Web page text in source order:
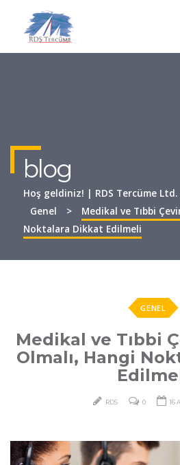
blog
Hoş geldiniz! | RDS Tercüme
Genel
>
Medikal ve Tıbbi
Noktalara Dikkat Edilmeli
GENEL
Medikal ve Tıbbi
Olmalı, Hangi
RDS 0 16